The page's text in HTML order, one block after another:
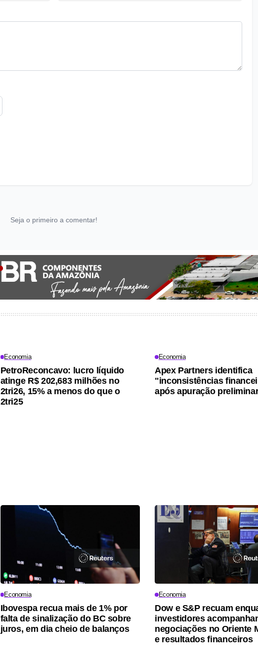
Seja o primeiro a comentar!
Economia
PetroReconcavo: lucro líquido
atinge R$ 202,683 milhões no
2tri26, 15% a menos do que o
2tri25
Economia
Apex Partners identifica
"inconsistências
após apuração
Economia
Ibovespa recua mais de 1% por
falta de sinalização do BC sobre
juros, em dia cheio de balanços
Economia
Dow e S&P recuam
investidores
negociações no Oriente
e resultados financeiros